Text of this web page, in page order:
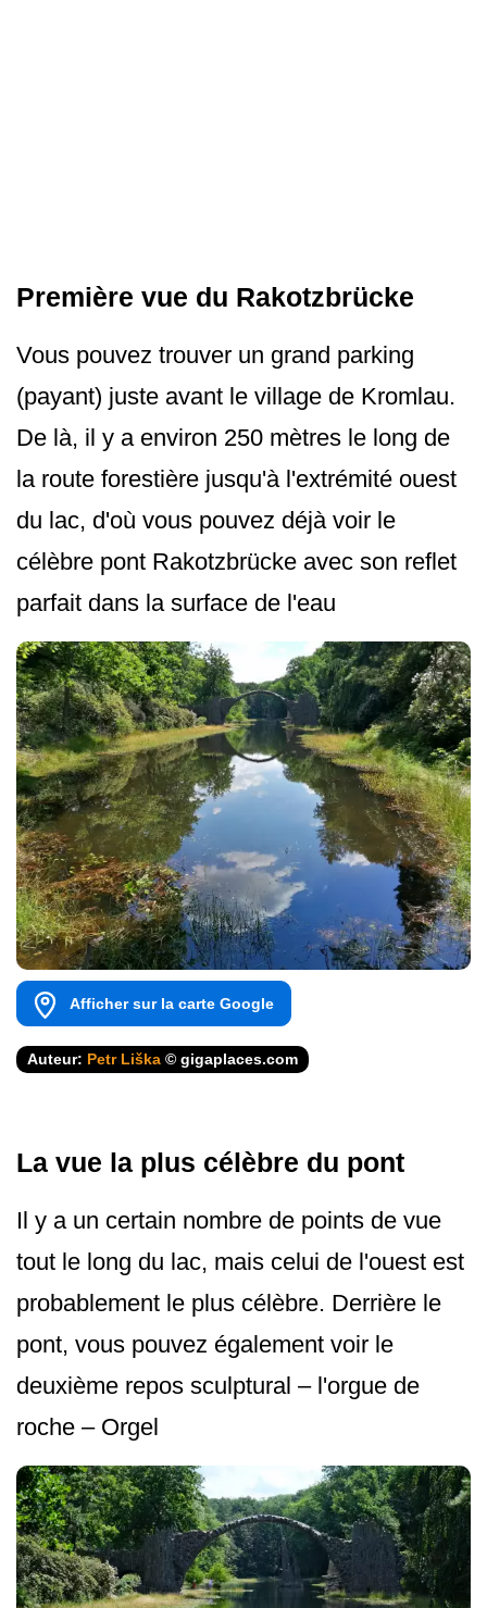
Première vue du Rakotzbrücke
Vous pouvez trouver un grand parking
(payant) juste avant le village de Kromlau.
De là, il y a environ 250 mètres le long de
la route forestière jusqu'à l'extrémité ouest
du lac, d'où vous pouvez déjà voir le
célèbre pont Rakotzbrücke avec son reflet
parfait dans la surface de l'eau
Afficher sur la carte Google
Auteur: Petr Liška © gigaplaces.com
La vue la plus célèbre du pont
Il y a un certain nombre de points de vue
tout le long du lac, mais celui de l'ouest est
probablement le plus célèbre. Derrière le
pont, vous pouvez également voir le
deuxième repos sculptural – l'orgue de
roche – Orgel